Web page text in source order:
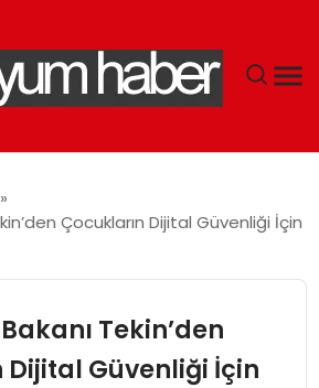
Çocukların Dijital Güvenliği İçin
Tekin’den
Dijital Güvenliği İçin